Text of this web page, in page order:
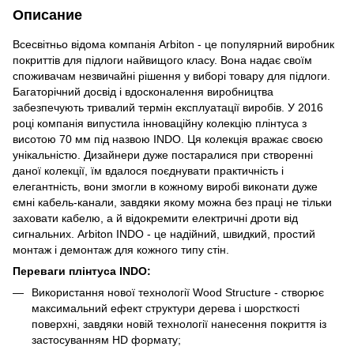
Описание
Всесвітньо відома компанія Arbiton - це популярний виробник
покриттів для підлоги найвищого класу. Вона надає своїм
споживачам незвичайні рішення у виборі товару для підлоги.
Багаторічний досвід і вдосконалення виробництва
забезпечують тривалий термін експлуатації виробів. У 2016
році компанія випустила інноваційну колекцію плінтуса з
висотою 70 мм під назвою INDO. Ця колекція вражає своєю
унікальністю. Дизайнери дуже постаралися при створенні
даної колекції, їм вдалося поєднувати практичність і
елегантність, вони змогли в кожному виробі виконати дуже
ємні кабель-канали, завдяки якому можна без праці не тільки
заховати кабелю, а й відокремити електричні дроти від
сигнальних. Arbiton INDO - це надійний, швидкий, простий
монтаж і демонтаж для кожного типу стін.
Переваги плінтуса INDO:
Використання нової технології Wood Structure - створює
максимальний ефект структури дерева і шорсткості
поверхні, завдяки новій технології нанесення покриття із
застосуванням HD формату;